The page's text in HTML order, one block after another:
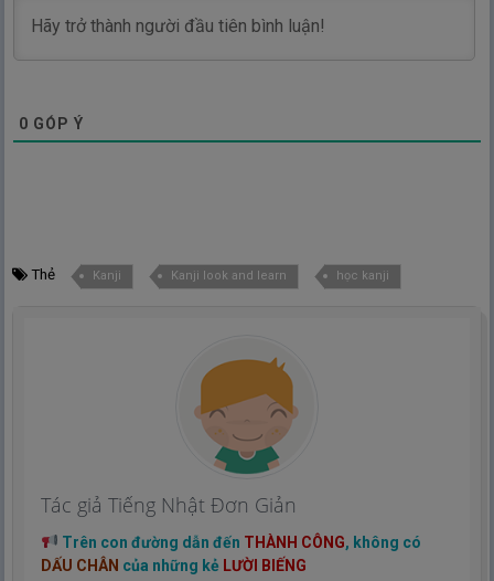
0 GÓP Ý
Thẻ Kanji Kanji look and learn học kanji
Tác giả Tiếng Nhật Đơn Giản
Trên con đường dẫn đến THÀNH CÔNG, không có
DẤU CHÂN của những kẻ LƯỜI BIẾNG